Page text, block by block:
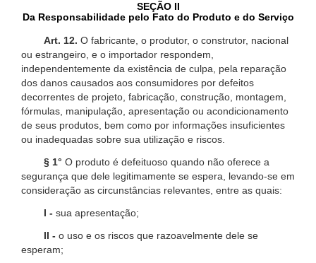
SEÇÃO II
Da Responsabilidade pelo Fato do Produto e do Serviço
Art. 12. O fabricante, o produtor, o construtor, nacional
ou estrangeiro, e o importador respondem,
independentemente da existência de culpa, pela reparação
dos danos causados aos consumidores por defeitos
decorrentes de projeto, fabricação, construção, montagem,
fórmulas, manipulação, apresentação ou acondicionamento
de seus produtos, bem como por informações insuficientes
ou inadequadas sobre sua utilização e riscos.
§ 1° O produto é defeituoso quando não oferece a
segurança que dele legitimamente se espera, levando-se em
consideração as circunstâncias relevantes, entre as quais:
I - sua apresentação;
II - o uso e os riscos que razoavelmente dele se
esperam;